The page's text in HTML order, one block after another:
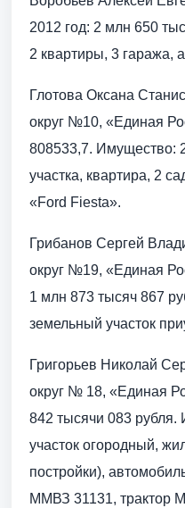
2012 год: 2 млн 650
2 квартиры, 3 гаража,
Глотова Оксана
округ №10, «Единая
808533,7. Имущество:
участка, квартира, 2
«Ford Fiesta».
Грибанов Сергей
округ №19, «Единая
1 млн 873 тысяч 867
земельный участок
Григорьев Николай
округ № 18, «Единая
842 тысячи 083
участок огородный,
постройки),
ММВЗ 31131, трактор